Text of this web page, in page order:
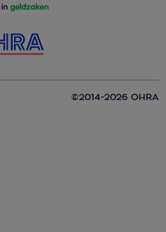
©2014-2026 OHRA